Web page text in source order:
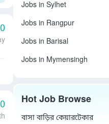
Jobs in Sylhet
Jobs in Rangpur
Jobs in Barisal
Jobs in Mymensingh
Hot Job Browse
বাসা বাড়ির কেয়ারটেকার